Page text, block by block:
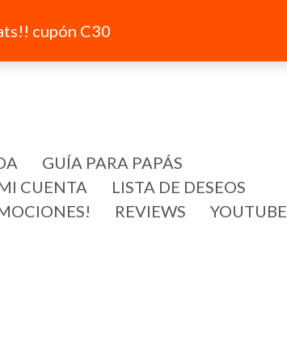
cupón C30
GUÍA PARA PAPÁS
CUENTA
LISTA DE DESEOS
REVIEWS YOUTUBE